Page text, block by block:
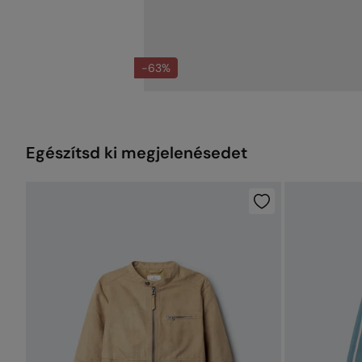
-63%
Egészítsd ki megjelenésedet